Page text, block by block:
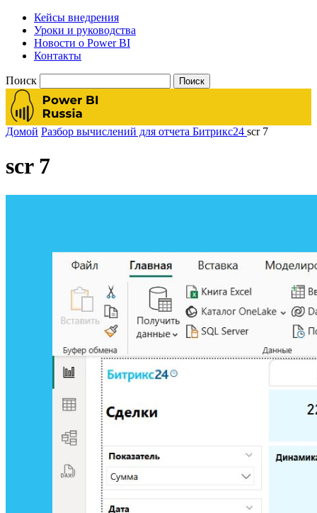
Кейсы внедрения
Уроки и руководства
Новости о Power BI
Контакты
Поиск
Домой Разбор вычислений для отчета Битрикс24 scr 7
scr 7